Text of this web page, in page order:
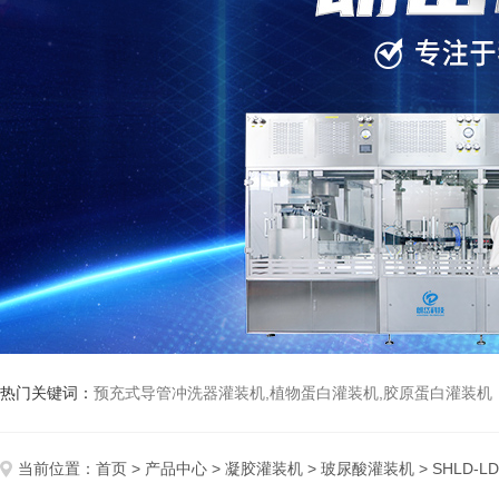
热门关键词： 预充式导管冲洗器灌装机,植物蛋白灌装机,胶原蛋白灌装机
当前位置： 首页 > 产品中心 > 凝胶灌装机 > 玻尿酸灌装机 > SHLD-